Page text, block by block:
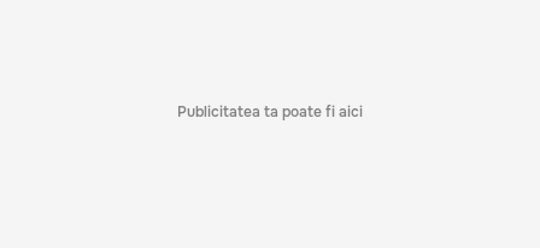
Publicitatea ta poate fi aici